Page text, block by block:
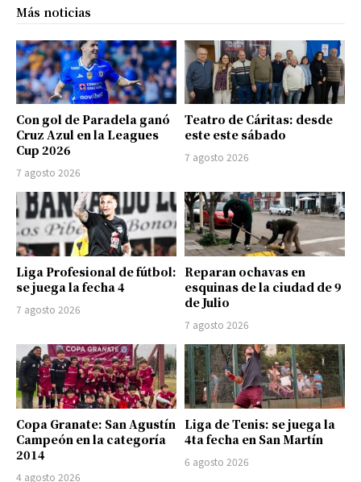
Más noticias
Con gol de Paradela ganó
Cruz Azul en la Leagues
Cup 2026
7 agosto 2026
Teatro de Cáritas: desde
este este sábado
7 agosto 2026
Liga Profesional de fútbol:
se juega la fecha 4
7 agosto 2026
Reparan ochavas en
esquinas de la ciudad de 9
de Julio
7 agosto 2026
Copa Granate: San Agustín
Campeón en la categoría
2014
4 agosto 2026
Liga de Tenis: se juega la
4ta fecha en San Martín
6 agosto 2026